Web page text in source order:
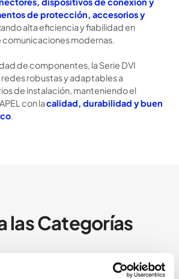
de protección, accesorios y
alta eficiencia y fiabilidad en
modernas.
de componentes, la Serie DVI
robustas y adaptables a
de instalación, manteniendo el
con lacalidad, durabilidad y buen
.
las Categorías